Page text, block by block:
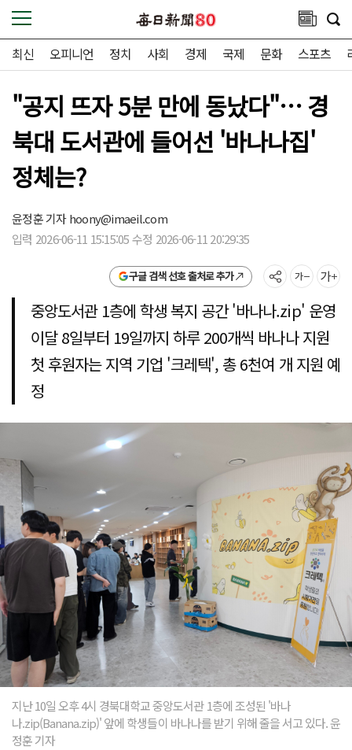
최신 오피니언 정치 사회 경제 국제 문화 스포츠
"공지 뜨자 5분 만에 동났다"… 경
북대 도서관에 들어선 '바나나집'
정체는?
윤정훈 기자hoony@imaeil.com
입력 2026-06-11 15:15:05 수정 2026-06-11 20:29:35
구글 검색 선호 출처로 추가
중앙도서관 1층에 학생 복지 공간 '바나나.zip' 운영
이달 8일부터 19일까지 하루 200개씩 바나나 지원
첫 후원자는 지역 기업 '크레텍', 총 6천여 개 지원 예
정
지난 10일 오후 4시 경북대학교 중앙도서관 1층에 조성된 '바나
나.zip(Banana.zip)' 앞에 학생들이 바나나를 받기 위해 줄을 서고 있다. 윤
정훈 기자